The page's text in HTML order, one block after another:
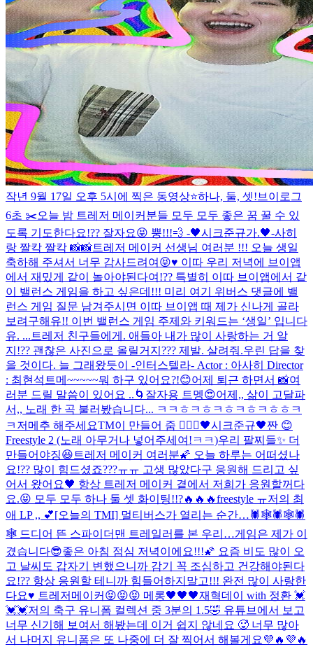
작년 9월 17일 오후 5시에 찍은 동영상⭐️하나, 둘, 셋! 브이로그
6초 ✂️오늘 밤 트레저 메이커분들 모두 모두 좋은 꿈 꿀 수 있
도록 기도한다요!?? 잘자요😝 뿡!!!💨 -🖤시크준규가.🖤-사히
랑 짤칵 짤칵 📸📸트레저 메이커 선생님 여러분 !!! 오늘 생일
축하해 주셔서 너무 감사드려여😝♥️ 이따 우리 저녁에 브이앱
에서 재밌게 같이 놀아야된다여!?? 특별히 이따 브이앱에서 같
이 밸런스 게임을 하고 싶은데!!! 미리 여기 위버스 댓글에 밸
런스 게임 질문 남겨주시면 이따 브이앱 때 제가 신나게 골라
보려구해유!! 이번 밸런스 게임 주제와 키워드는 ‘생일’ 입니다
유. ... 트레저 친구들에게. 애들아 내가 많이 사랑하는 거 알
지!?? 괜찮은 사진으로 올릴거지??? 제발. 살려줘.우린 답을 찾
을 것이다. 늘 그래왔듯이 -인터스텔라- Actor : 아사히 Director
: 최현석 트메~~~~~뭐 하구 있어요?!😊어제 퇴근 하면서 📸여
러분 드릴 말씀이 있어요 .. 🌀 잘자용 트멩😍어제,, 삶이 고달파
서,, 노래 한 곡 불러봤습니다... ㅋㅋㅎㅋㅎㅋㅎㅋㅎㅋㅎㅎㅋ
ㅋ 저메추 해주세요TM이 만들어 줌 🧚🏻‍♀️🖤시크준규🖤짠 😊
Freestyle 2 (노래 아무거나 넣어주세여!ㅋㅋ)우리 팔찌들✨ 더
만들어야징😆 트레저 메이커 여러분🌠 오늘 하루는 어떠셨나
요!?? 많이 힘드셨죠???ㅠㅠ 고생 많았다구 응원해 드리고 싶
어서 왔어요🖤 항상 트레저 메이커 곁에서 저희가 응원할꺼다
요.😝 모두 모두 하나 둘 셋 화이팅!!?🔥🔥🔥freestyle ㅠ저의 최
애 LP ,, 💕[오늘의 TMI] 멀티버스가 열리는 순간…🕷🕸🕷🕸🕷
🕸 드디어 뜬 스파이더맨 트레일러를 본 우리…게임은 제가 이
겼습니다😎좋은 아침 점심 저녁이에요!!!🌠 요즘 비도 많이 오
고 날씨도 갑자기 변했으니까 감기 꼭 조심하고 건강해야된다
요!?? 항상 응원할 테니까 힘들어하지말고!!! 완전 많이 사랑한
다요♥️ 트레저메이커😝😝😝 메롱🖤🖤🖤재혁데이 with 정환 💓
💓💓저의 축구 유니폼 컬렉션 중 3분의 1.5🤣 유튜브에서 보고
너무 신기해 보여서 해봤는데 이거 쉽지 않네요 🥵 너무 많아
서 나머지 유니폼은 또 나중에 더 잘 찍어서 해볼게요💜🔥💜🔥